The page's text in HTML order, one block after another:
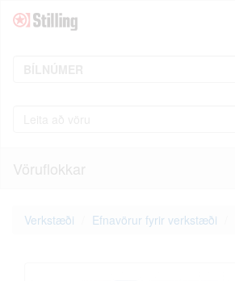
Vöruflokkar
Verkstæði Efnavörur fyrir verkstæði